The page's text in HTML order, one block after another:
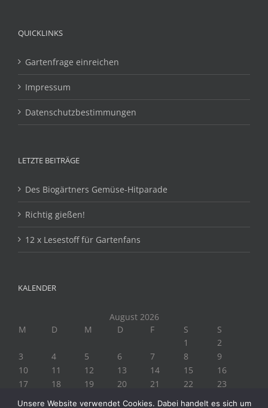
QUICKLINKS
Gartenfrage einreichen
Impressum
Datenschutzbestimmungen
LETZTE BEITRÄGE
Des Biogärtners Gemüse-Hitparade
Richtig gießen!
12 x Lesestoff für Gartenfans
KALENDER
August 2026
M
D M D F S
S
1
2
3
4 5 6 7 8
9
10
11 12 13 14 15
16
17
18 19 20 21 22
23
Unsere Website verwendet Cookies. Dabei handelt es sich um